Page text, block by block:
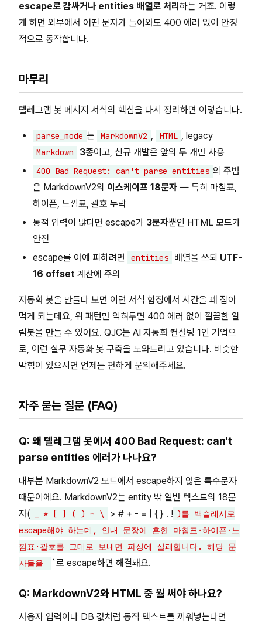
escape로 감싸거나 entities 배열로 처리 하는 거죠. 이렇
게 하면 외부에서 어떤 문자가 들어와도 400 에러 없이 안정
적으로 동작합니다.
마무리
텔레그램 봇 메시지 서식의 핵심을 다시 정리하면 이렇습니다.
parse_mode 는 MarkdownV2 , HTML , legacy
Markdown 3종이고, 신규 개발은 앞의 두 개만 사용
400 Bad Request: can't parse entities 의 주범
은 MarkdownV2의 이스케이프 18문자 — 특히 마침표,
하이픈, 느낌표, 괄호 누락
동적 입력이 많다면 escape가 3문자뿐인 HTML 모드가
안전
escape를 아예 피하려면
entities 배열을 쓰되 UTF-
16 offset 계산에 주의
자동화 봇을 만들다 보면 이런 서식 함정에서 시간을 꽤 잡아
먹게 되는데요, 위 패턴만 익혀두면 400 에러 없이 깔끔한 알
림봇을 만들 수 있어요. QJC는 AI 자동화 컨설팅 1인 기업으
로, 이런 실무 자동화 봇 구축을 도와드리고 있습니다. 비슷한
막힘이 있으시면 언제든 편하게 문의해주세요.
자주 묻는 질문 (FAQ)
Q: 왜 텔레그램 봇에서 400 Bad Request: can't
parse entities 에러가 나나요?
대부분 MarkdownV2 모드에서 escape하지 않은 특수문자
때문이에요. MarkdownV2는 entity 밖 일반 텍스트의 18문
자(
_ * [ ] ( ) ~ \ > # + - = | { } . ! )를 백슬래시로
escape해야 하는데, 안내 문장에 흔한 마침표·하이픈·느
낌표·괄호를 그대로 보내면 파싱에 실패합니다. 해당 문
자들을
`로 escape하면 해결돼요.
Q: MarkdownV2와 HTML 중 뭘 써야 하나요?
사용자 입력이나 DB 값처럼 동적 텍스트를 끼워넣는다면